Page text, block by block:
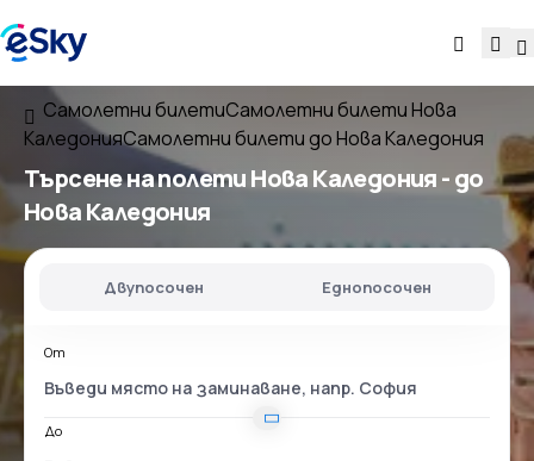
Самолетни билетиСамолетни билети Нова
КаледонияСамолетни билети до Нова Каледония
Търсене на полетиНова Каледония - до
Нова Каледония
Двупосочен Еднопосочен
От
До